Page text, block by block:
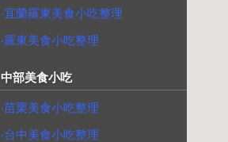
‧宜蘭羅東美食小吃整理
‧羅東美食小吃整理
中部美食小吃
‧苗栗美食小吃整理
‧台中美食小吃整理